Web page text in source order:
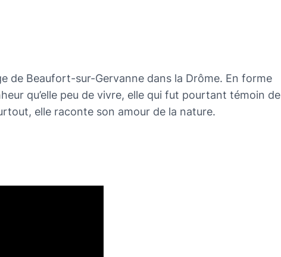
de Beaufort-sur-Gervanne dans la Drôme. En forme
qu’elle peu de vivre, elle qui fut pourtant témoin de
elle raconte son amour de la nature.